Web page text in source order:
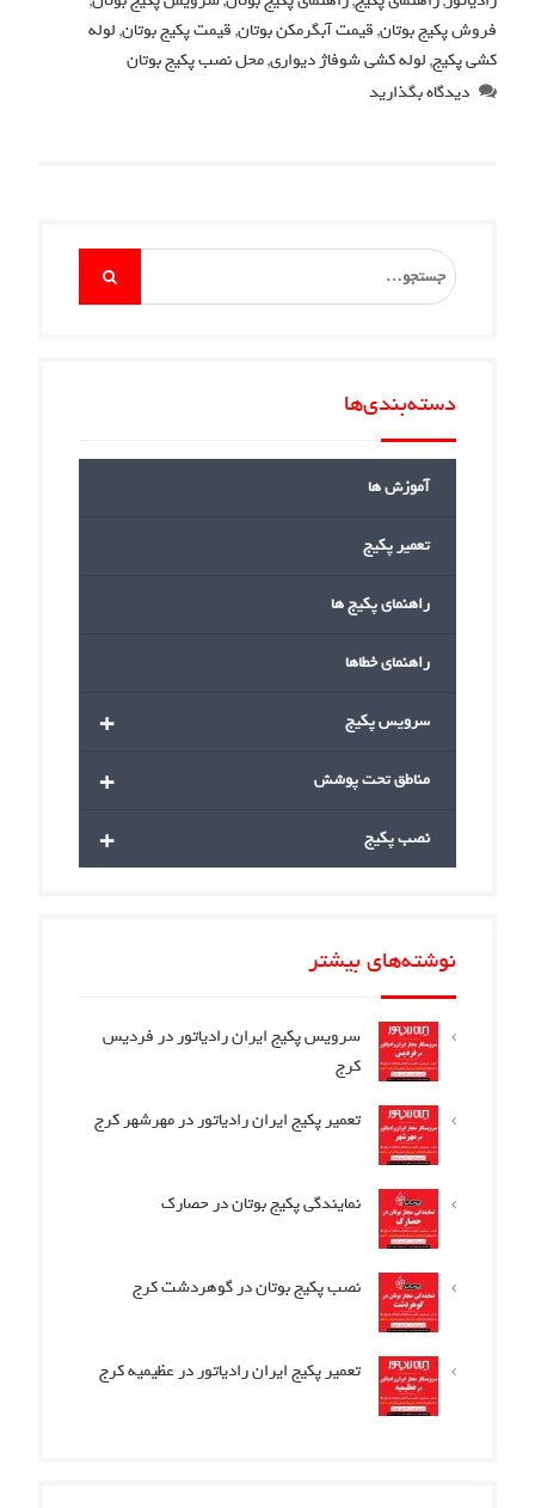
فروش پکیج بوتان,قیمت آبگرمکن بوتان,قیمت پکیج بوتان,لوله
کشی پکیج,لوله کشی شوفاژ دیواری,محل نصب پکیج بوتان
دیدگاه بگذارید
Search
for:
دسته‌بندی‌ها
آموزش ها
تعمیر پکیج
راهنمای پکیج ها
راهنمای خطاها
+ سرویس پکیج
+ مناطق تحت پوشش
+ نصب پکیج
نوشته‌های بیشتر
سرویس پکیج ایران رادیاتور در فردیس
کرج
تعمیر پکیج ایران رادیاتور در مهرشهر کرج
نمایندگی پکیج بوتان در حصارک
نصب پکیج بوتان در گوهردشت کرج
تعمیر پکیج ایران رادیاتور در عظیمیه کرج